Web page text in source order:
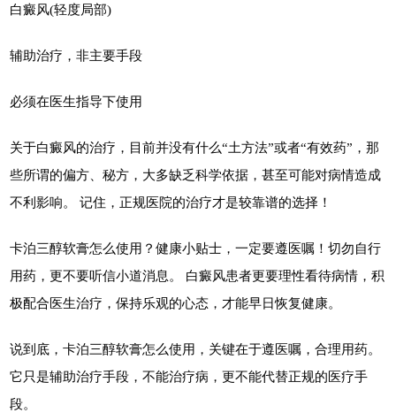
白癜风(轻度局部)
辅助治疗，非主要手段
必须在医生指导下使用
关于白癜风的治疗，目前并没有什么“土方法”或者“有效药”，那
些所谓的偏方、秘方，大多缺乏科学依据，甚至可能对病情造成
不利影响。 记住，正规医院的治疗才是较靠谱的选择！
卡泊三醇软膏怎么使用？健康小贴士，一定要遵医嘱！切勿自行
用药，更不要听信小道消息。 白癜风患者更要理性看待病情，积
极配合医生治疗，保持乐观的心态，才能早日恢复健康。
说到底，卡泊三醇软膏怎么使用，关键在于遵医嘱，合理用药。
它只是辅助治疗手段，不能治疗病，更不能代替正规的医疗手
段。